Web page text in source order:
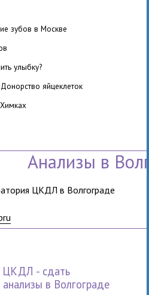
зубов в Москве
улыбку?
Донорство яйцеклеток
Химках
Анализы в
ЦКДЛ в Волгограде
ЦКДЛ - сдать
в Волгограде